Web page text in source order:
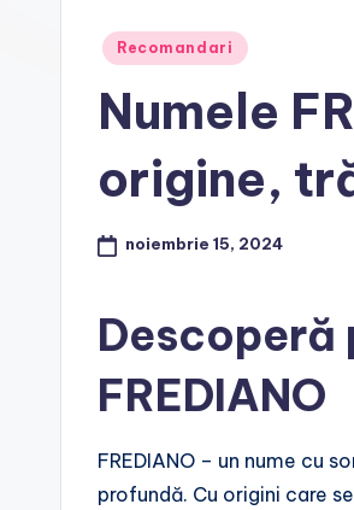
Posted
Recomandari
Numele
origine,
noiembrie 15, 2024
Descoperă
FREDIANO
FREDIANO – un nume cu
profundă. Cu origini care